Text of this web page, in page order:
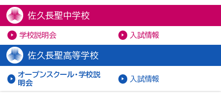
佐久長聖中学校
学校説明会 入試情報
佐久長聖高等学校
オープンスクール・学校説
明会
入試情報